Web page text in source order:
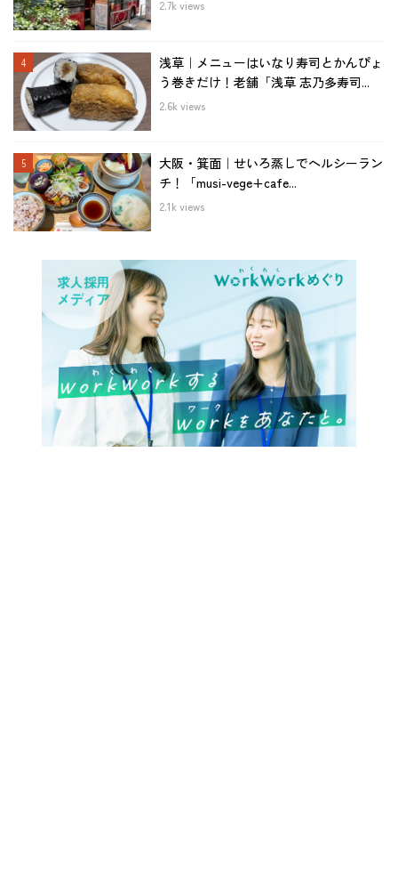
2.7k views
浅草｜メニューはいなり寿司とかんぴょ
う巻きだけ！老舗「浅草 志乃多寿司...
2.6k views
大阪・箕面｜せいろ蒸しでヘルシーラン
チ！「musi-vege+cafe...
2.1k views